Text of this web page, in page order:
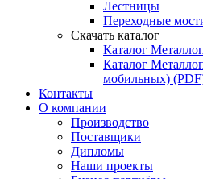
Лестницы
Переходные
Скачать каталог
Каталог
Каталог
мобильных)
Контакты
О компании
Производство
Поставщики
Дипломы
Наши проекты